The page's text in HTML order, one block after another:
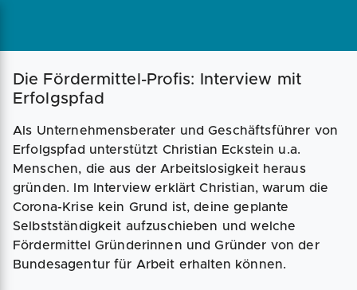
Die Fördermittel-Profis: Interview mit
Erfolgspfad
Als Unternehmensberater und Geschäftsführer von
Erfolgspfad unterstützt Christian Eckstein u.a.
Menschen, die aus der Arbeitslosigkeit heraus
gründen. Im Interview erklärt Christian, warum die
Corona-Krise kein Grund ist, deine geplante
Selbstständigkeit aufzuschieben und welche
Fördermittel Gründerinnen und Gründer von der
Bundesagentur für Arbeit erhalten können.